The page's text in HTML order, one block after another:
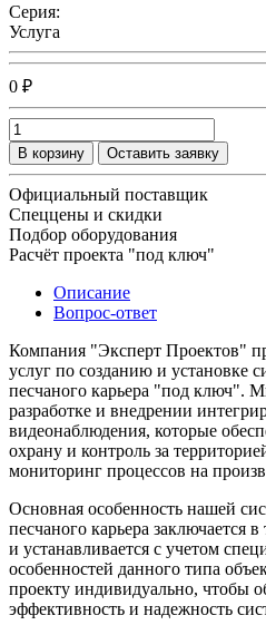
Серия:
Услуга
0 ₽
В корзину Оставить заявку
Официальный поставщик
Спеццены и скидки
Подбор оборудования
Расчёт проекта "под ключ"
Описание
Вопрос-ответ
Компания "Эксперт Проектов"
услуг по созданию и установке
песчаного карьера "под ключ".
разработке и внедрении
видеонаблюдения, которые
охрану и контроль за
мониторинг процессов на
Основная особенность нашей
песчаного карьера заключается
и устанавливается с учетом
особенностей данного типа
проекту индивидуально, чтобы
эффективность и надежность